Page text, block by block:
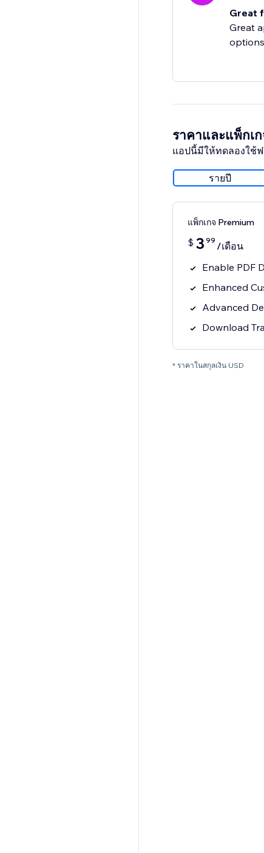
Great
Great
ราคาและแพ็กเ
แอปนี้มีให้ทดลองใช้
รายปี
แพ็กเกจ Premium
$ 3 99 /เดือน
Enable PDF
Enhanced
Advanced
Download
* ราคาในสกุลเงิน USD